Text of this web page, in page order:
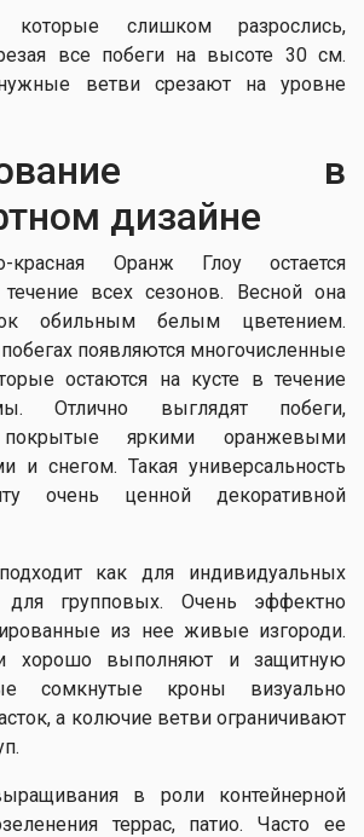
слишком разрослись,
все побеги на высоте 30 см.
ветви срезают на уровне
в
дизайне
красная Оранж Глоу остается
всех сезонов. Весной она
обильным белым цветением.
появляются многочисленные
остаются на кусте в течение
Отлично выглядят побеги,
покрытые яркими оранжевыми
и снегом. Такая универсальность
очень ценной декоративной
как для индивидуальных
групповых. Очень эффектно
из нее живые изгороди.
хорошо выполняют и защитную
сомкнутые кроны визуально
а колючие ветви ограничивают
в роли контейнерной
террас, патио. Часто ее